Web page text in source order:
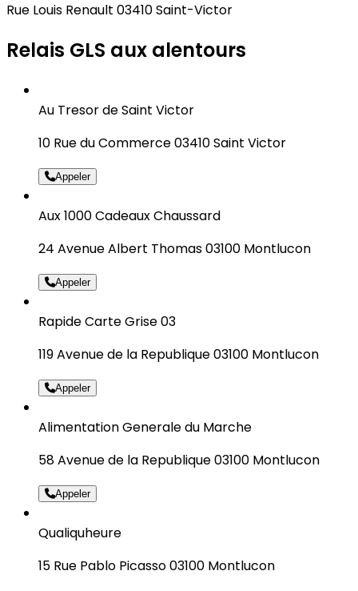
Rue Louis Renault 03410 Saint-Victor
Relais GLS aux alentours
Au Tresor de Saint Victor
10 Rue du Commerce 03410 Saint Victor
Appeler
Aux 1000 Cadeaux Chaussard
24 Avenue Albert Thomas 03100 Montlucon
Appeler
Rapide Carte Grise 03
119 Avenue de la Republique 03100 Montlucon
Appeler
Alimentation Generale du Marche
58 Avenue de la Republique 03100 Montlucon
Appeler
Qualiquheure
15 Rue Pablo Picasso 03100 Montlucon